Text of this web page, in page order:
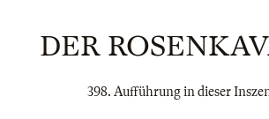
DER
398. Aufführung in dieser